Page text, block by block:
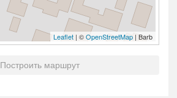
Leaflet | ©OpenStreetMap | Barb
Построить маршрут